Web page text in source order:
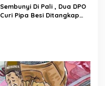
Linggau Barat
Sembunyi Di Pali , Dua DPO
Curi Pipa Besi Ditangkap